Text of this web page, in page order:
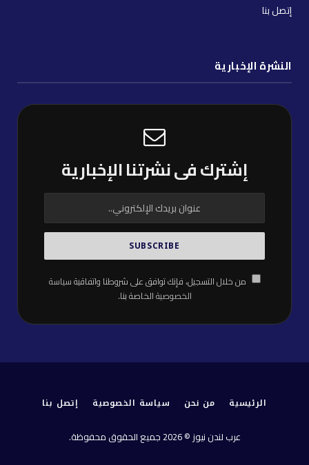
إتصل بنا
النشرة الإخبارية
إشترك فى نشرتنا الإخبارية
من خلال التسجيل، فإنك توافق على شروطنا واتفاقيةسياسة
الخصوصيةالخاصة بنا.
الرئيسية من نحن سياسة الخصوصية إتصل بنا
عرب لندن نيوز © 2026 جميع الحقوق محفوظة.